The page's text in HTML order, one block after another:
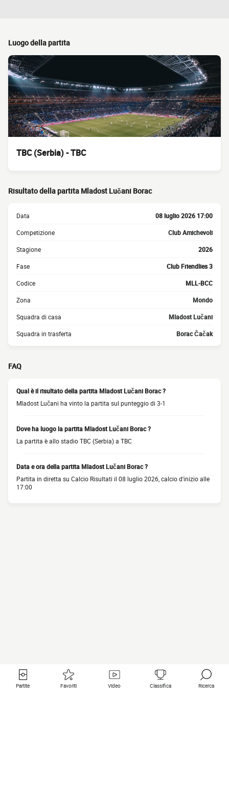
Luogo della partita
TBC (Serbia) - TBC
Risultato della partita Mladost Lučani Borac
Data 08 luglio 2026 17:00
Competizione Club Amichevoli
Stagione 2026
Fase Club Friendlies 3
Codice MLL-BCC
Zona Mondo
Squadra di casa Mladost Lučani
Squadra in trasferta Borac Čačak
FAQ
Qual è il risultato della partita Mladost Lučani Borac ?
Mladost Lučani ha vinto la partita sul punteggio di 3-1
Dove ha luogo la partita Mladost Lučani Borac ?
La partita è allo stadio TBC (Serbia) a TBC
Data e ora della partita Mladost Lučani Borac ?
Partita in diretta su Calcio Risultati il 08 luglio 2026, calcio d'inizio alle
17:00
Partite Favoriti Video Classifica Ricerca